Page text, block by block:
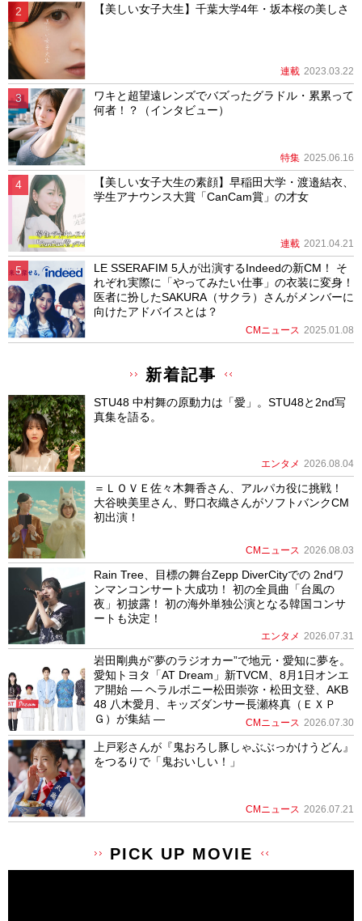
【美しい女子大生】千葉大学4年・坂本桜の美しさ
連載 2023.03.22
ワキと超望遠レンズでバズったグラドル・累累って
何者！？（インタビュー）
特集 2025.06.16
【美しい女子大生の素顔】早稲田大学・渡邉結衣、
学生アナウンス大賞「CanCam賞」の才女
連載 2021.04.21
LE SSERAFIM 5人が出演するIndeedの新CM！ そ
れぞれ実際に「やってみたい仕事」の衣装に変身！
医者に扮したSAKURA（サクラ）さんがメンバーに
向けたアドバイスとは？
CMニュース 2025.01.08
新着記事
STU48 中村舞の原動力は「愛」。STU48と2nd写
真集を語る。
エンタメ 2026.08.04
＝ＬＯＶＥ佐々木舞香さん、アルパカ役に挑戦！
大谷映美里さん、野口衣織さんがソフトバンクCM
初出演！
CMニュース 2026.08.03
Rain Tree、目標の舞台Zepp DiverCityでの 2ndワ
ンマンコンサート大成功！ 初の全員曲「台風の
夜」初披露！ 初の海外単独公演となる韓国コンサ
ートも決定！
エンタメ 2026.07.31
岩田剛典が”夢のラジオカー”で地元・愛知に夢を。
愛知トヨタ「AT Dream」新TVCM、8月1日オンエ
ア開始 ― ヘラルボニー松田崇弥・松田文登、AKB
48 八木愛月、キッズダンサー長瀬柊真（ＥＸＰ
Ｇ）が集結 ―
CMニュース 2026.07.30
上戸彩さんが『鬼おろし豚しゃぶぶっかけうどん』
をつるりで「鬼おいしい！」
CMニュース 2026.07.21
PICK UP MOVIE